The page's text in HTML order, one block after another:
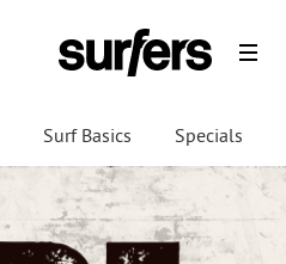
Surf Basics Specials